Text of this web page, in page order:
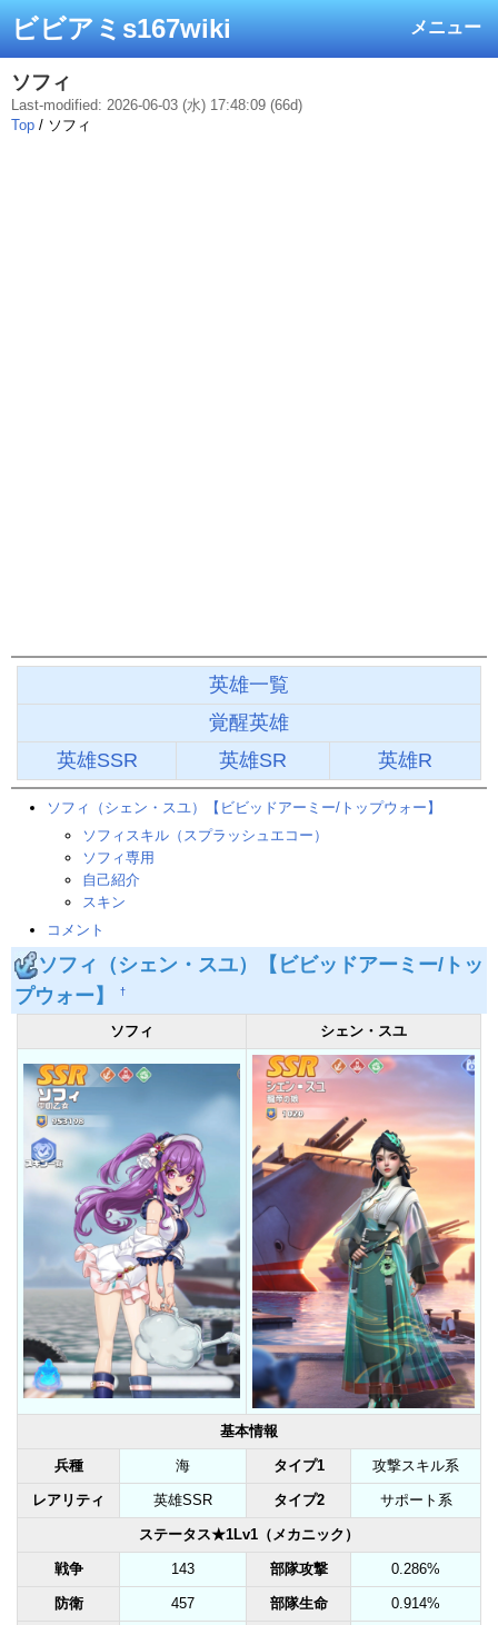
メニュー
ビビアミs167wiki
ソフィ
Last-modified: 2026-06-03 (水) 17:48:09 (66d)
Top / ソフィ
英雄一覧
覚醒英雄
英雄SSR
英雄SR 英雄R
ソフィ（シェン・スユ）【ビビッドアーミー/トップウォー】
ソフィスキル（スプラッシュエコー）
ソフィ専用
自己紹介
スキン
コメント
ソフィ（シェン・スユ）【ビビッドアーミー/トッ
プウォー】
†
ソフィ シェン・スユ
基本情報
兵種 海 タイプ1 攻撃スキル系
レアリティ 英雄SSR タイプ2 サポート系
ステータス★1Lv1（メカニック）
戦争 143 部隊攻撃 0.286%
防衛 457 部隊生命 0.914%